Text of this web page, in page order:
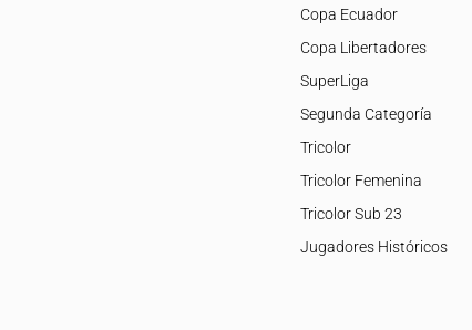
Copa Ecuador
Copa Libertadores
SuperLiga
Segunda Categoría
Tricolor
Tricolor Femenina
Tricolor Sub 23
Jugadores Históricos